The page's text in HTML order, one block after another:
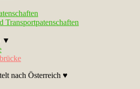
Transportpatenschaften
▼
nach Österreich ♥